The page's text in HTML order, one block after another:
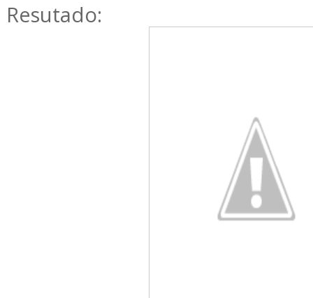
Resutado: